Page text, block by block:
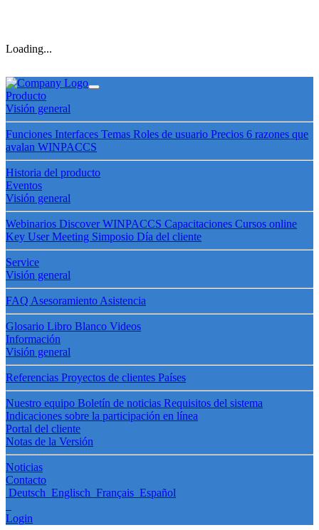
Loading...
Producto
Visión general
Funciones Interfaces Temas Roles de usuario Precios 6 razones que
avalan WINPACCS
Historia del producto
Eventos
Visión general
Webinarios Discover WINPACCS Capacitaciones Cursos online
Key User Meeting Simposio Día del cliente
Service
Visión general
FAQ Asesoramiento Asistencia
Glosario Libro Blanco Videos
Información
Visión general
Referencias Proyectos de clientes Países
Nuestro equipo Boletín de noticias Requisitos del sistema
Indicaciones sobre la participación en línea
Portal del cliente
Notas de la Versión
Noticias
Contacto
Deutsch Englisch Français Español
Login